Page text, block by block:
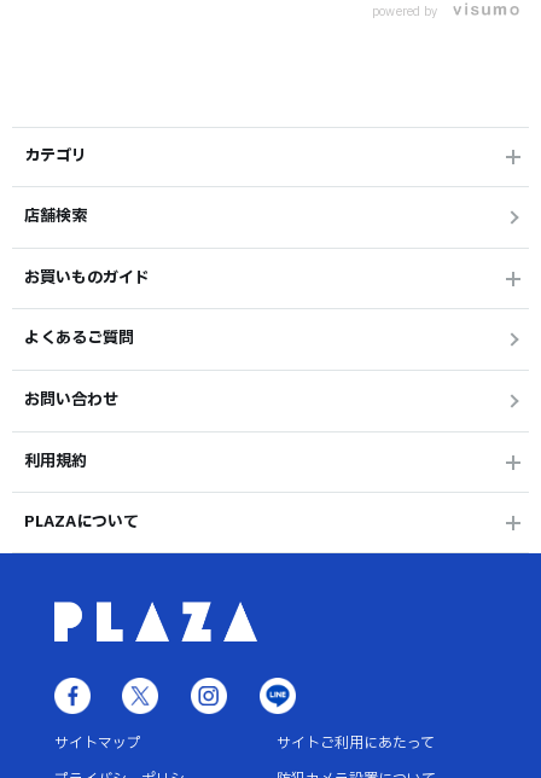
powered by
カテゴリ
店舗検索
お買いものガイド
よくあるご質問
お問い合わせ
利用規約
PLAZAについて
サイトマップ
サイトご利用にあたって